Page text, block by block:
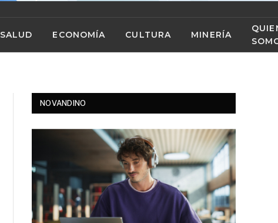
SALUD ECONOMÍA CULTURA MINERÍA
NOVANDINO